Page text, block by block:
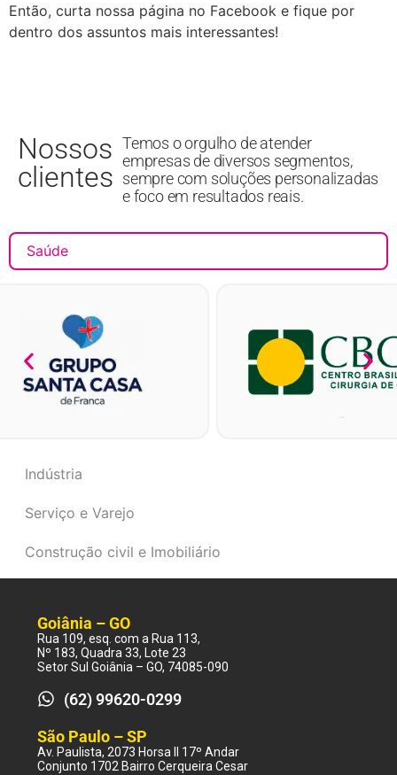
Então, curta nossa página no Facebook e fique por
dentro dos assuntos mais interessantes!
Nossos
clientes
Temos o orgulho de atender
empresas de diversos segmentos,
sempre com soluções personalizadas
e foco em resultados reais.
Saúde
Indústria
Serviço e Varejo
Construção civil e Imobiliário
Goiânia – GO
Rua 109, esq. com a Rua 113,
Nº 183, Quadra 33, Lote 23
Setor Sul Goiânia – GO, 74085-090
(62) 99620-0299
São Paulo – SP
Av. Paulista, 2073 Horsa II 17º Andar
Conjunto 1702 Bairro Cerqueira Cesar